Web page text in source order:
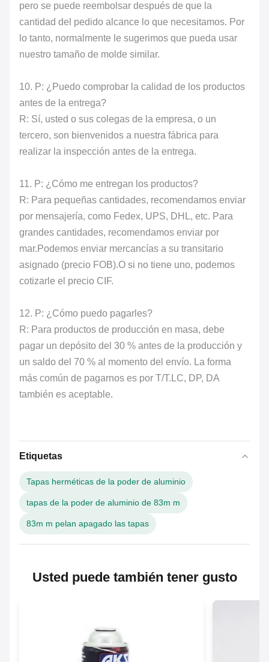
pero se puede reembolsar después de que la
cantidad del pedido alcance lo que necesitamos. Por
lo tanto, normalmente le sugerimos que pueda usar
nuestro tamaño de molde similar.
10. P: ¿Puedo comprobar la calidad de los productos
antes de la entrega?
R: Sí, usted o sus colegas de la empresa, o un
tercero, son bienvenidos a nuestra fábrica para
realizar la inspección antes de la entrega.
11. P: ¿Cómo me entregan los productos?
R: Para pequeñas cantidades, recomendamos enviar
por mensajería, como Fedex, UPS, DHL, etc. Para
grandes cantidades, recomendamos enviar por
mar.Podemos enviar mercancías a su transitario
asignado (precio FOB).O si no tiene uno, podemos
cotizarle el precio CIF.
12. P: ¿Cómo puedo pagarles?
R: Para productos de producción en masa, debe
pagar un depósito del 30 % antes de la producción y
un saldo del 70 % al momento del envío. La forma
más común de pagarnos es por T/T.LC, DP, DA
también es aceptable.
Etiquetas
Tapas herméticas de la poder de aluminio
tapas de la poder de aluminio de 83m m
83m m pelan apagado las tapas
Usted puede también tener gusto